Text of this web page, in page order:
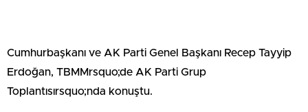
Cumhurbaşkanı ve AK Parti Genel Başkanı Recep Tayyip
Erdoğan, TBMMrsquo;de AK Parti Grup
Toplantısırsquo;nda konuştu.